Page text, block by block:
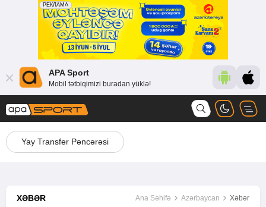
APA Sport
Mobil tətbiqimizi buradan yüklə!
Yay Transfer Pəncərəsi
XƏBƏR Ana Səhifə Azərbaycan Xəbər